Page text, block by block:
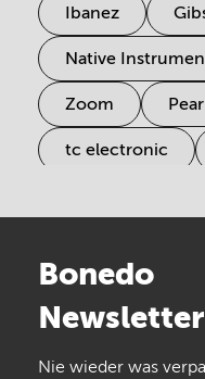
Ibanez
Native
Zoom
tc electronic
Arturia
the t.bone
Bonedo
Newsletter
Nie wieder was